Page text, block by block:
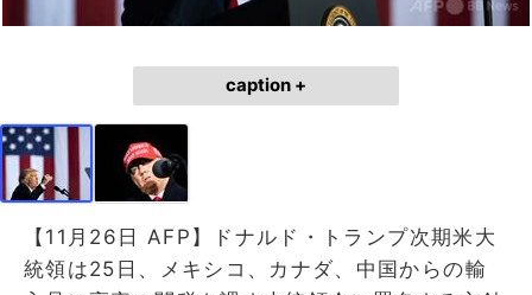
caption +
【11月26日 AFP】ドナルド・トランプ次期米大
統領は25日、メキシコ、カナダ、中国からの輸